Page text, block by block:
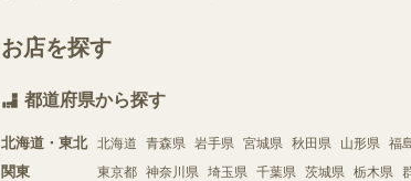
お店を探す
都道府県から探す
北海道・東北 北海道 青森県 岩手県 宮城県 秋田県 山形県 福
関東 東京都 神奈川県 埼玉県 千葉県 茨城県 栃木県